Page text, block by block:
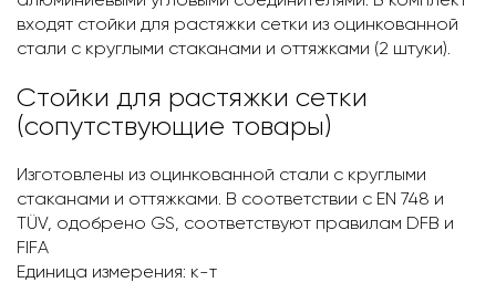
входят стойки для растяжки сетки из оцинкованной
стали с круглыми стаканами и оттяжками (2 штуки).
Стойки для растяжки сетки
(сопутствующие товары)
Изготовлены из оцинкованной стали с круглыми
стаканами и оттяжками. В соответствии c EN 748 и
TÜV, одобрено GS, соответствуют правилам DFB и
FIFA
Единица измерения: к-т